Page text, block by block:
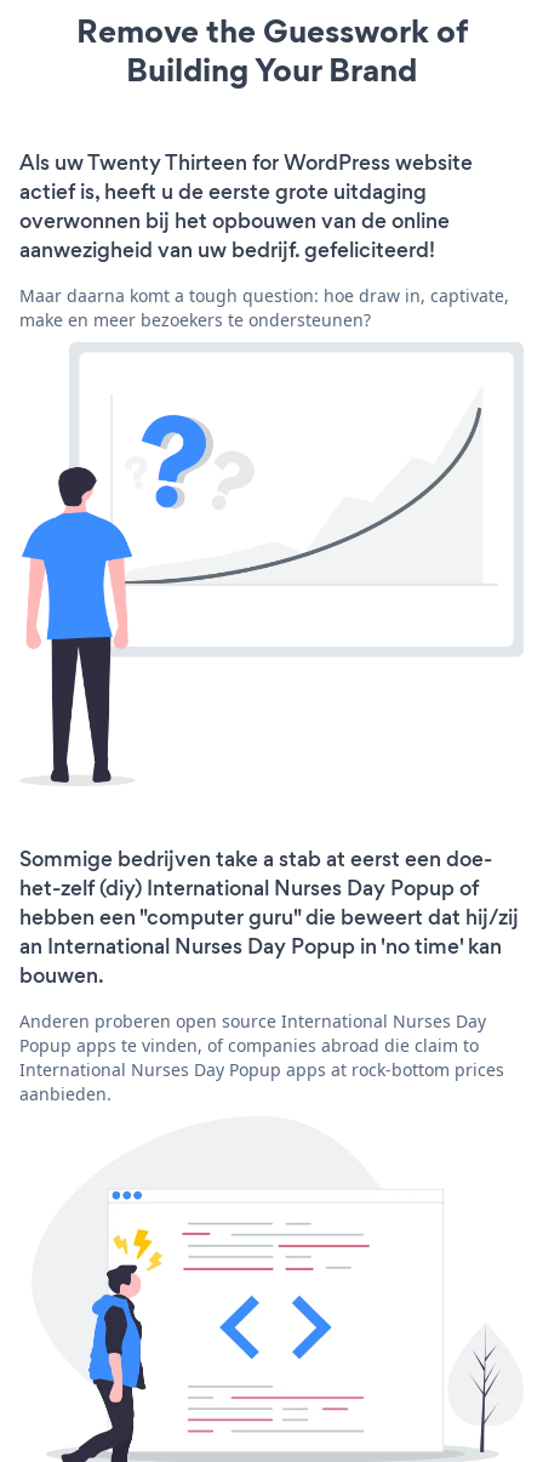
Remove the Guesswork of
Building Your Brand
Als uw Twenty Thirteen for WordPress website
actief is, heeft u de eerste grote uitdaging
overwonnen bij het opbouwen van de online
aanwezigheid van uw bedrijf. gefeliciteerd!
Maar daarna komt a tough question: hoe draw in, captivate,
make en meer bezoekers te ondersteunen?
Sommige bedrijven take a stab at eerst een doe-
het-zelf (diy) International Nurses Day Popup of
hebben een "computer guru" die beweert dat hij/zij
an International Nurses Day Popup in 'no time' kan
bouwen.
Anderen proberen open source International Nurses Day
Popup apps te vinden, of companies abroad die claim to
International Nurses Day Popup apps at rock-bottom prices
aanbieden.